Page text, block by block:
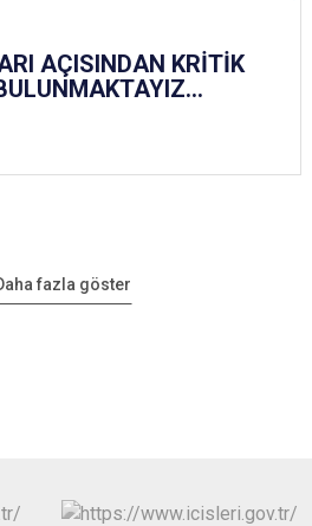
AÇISINDAN KRİTİK
fazla göster